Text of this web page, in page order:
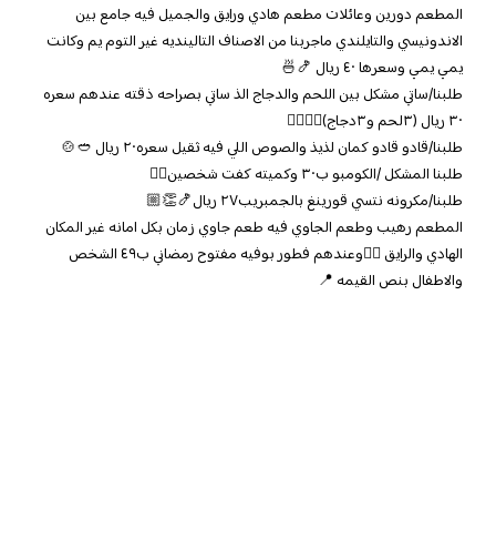
المطعم دورين وعائلات مطعم هادي ورايق والجميل فيه جامع بين
الاندونيسي والتايلندي ماجربنا من الاصناف التالينديه غير التوم يم وكانت
يمي يمي وسعرها ٤٠ ريال 🍤🍜
طلبنا/ساتي مشكل بين اللحم والدجاج الذ ساتي بصراحه ذقته عندهم سعره
٣٠ ريال (٣لحم و٣دجاج)👌🏼👌🏼
طلبنا/قادو قادو كمان لذيذ والصوص اللي فيه ثقيل سعره٢٠ ريال 🥙🍲
طلبنا المشكل /الكومبو ب٣٠ وكميته كفت شخصين👌🏼
طلبنا/مكرونه نتسي قورينغ بالجمبريب٢٧ ريال🍤👏🏼
المطعم رهيب وطعم الجاوي فيه طعم جاوي زمان بكل امانه غير المكان
الهادي والرايق ✋🏼وعندهم فطور بوفيه مفتوح رمضاني ب٤٩ الشخص
والاطفال بنص القيمه 📍